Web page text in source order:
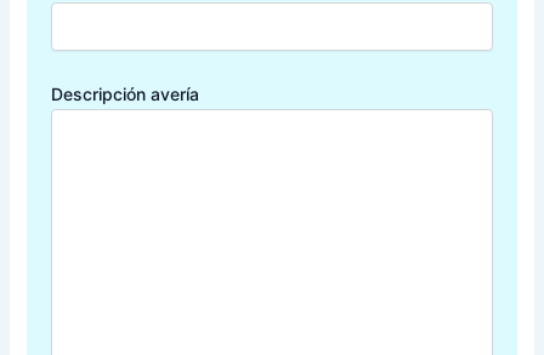
Descripción avería